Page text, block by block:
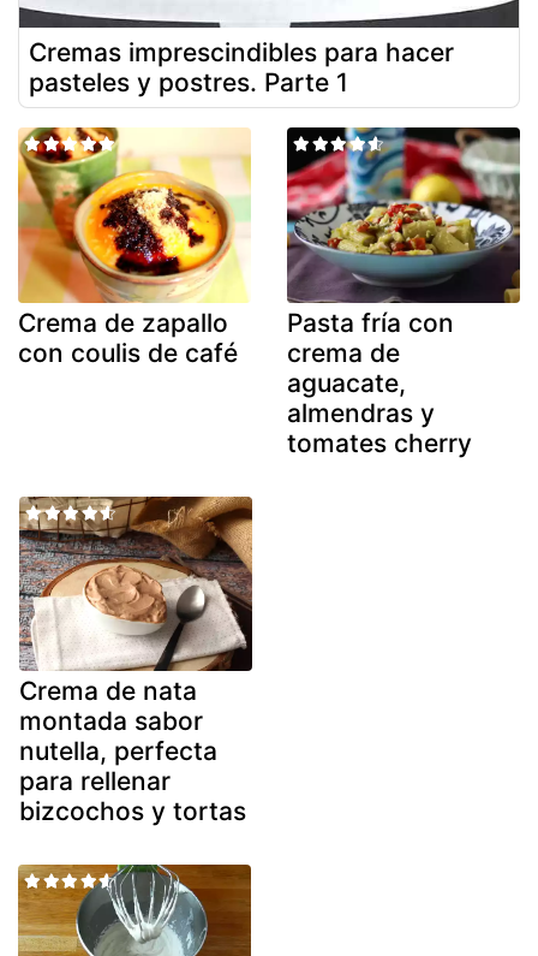
Cremas imprescindibles para hacer
pasteles y postres. Parte 1
Crema de zapallo
con coulis de café
Pasta fría con
crema de
aguacate,
almendras y
tomates cherry
Crema de nata
montada sabor
nutella, perfecta
para rellenar
bizcochos y tortas